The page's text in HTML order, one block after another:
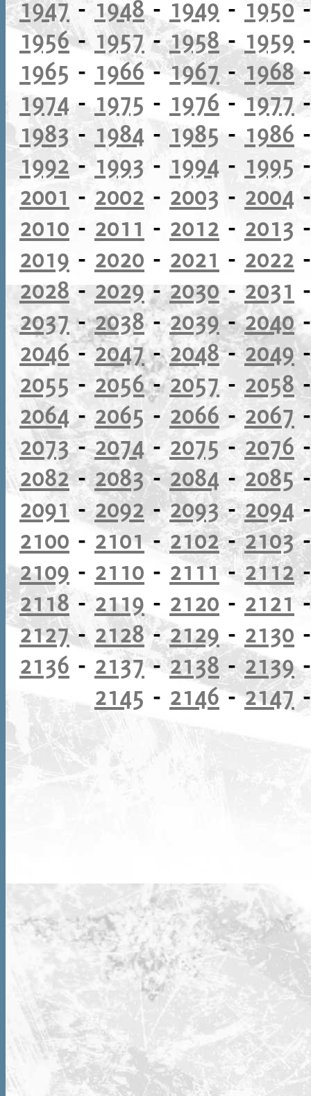
1947 - 1948- 1949 - 1950
1956- 1957-1958- 1959
1965 - 1966-1967-1968
1974 - 1975 - 1976 -1977
1983- 1984 - 1985 - 1986
1992-1993 - 1994 - 1995
2001 - 2002 - 2003 - 2004
2010 - 2011 - 2012 - 2013
2019 - 2020 - 2021 - 2022
2028 - 2029 -2030- 2031
2037-2038-2039-2040
2046-2047-2048-2049
2055 - 2056-2057 - 2058
2064 - 2065 - 2066 - 2067
2073-2074- 2075- 2076
2082-2083-2084-2085
2091 -2092 -2093-2094
2100 - 2101-2102-2103
2109 - 2110 - 2111-2112
2118- 2119 - 2120 - 2121
2127- 2128-2129 - 2130
2136 - 2137-2138- 2139
2145 - 2146-2147